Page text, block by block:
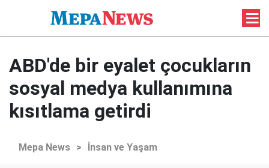
ABD'de bir eyalet çocukların
sosyal medya kullanımına
kısıtlama getirdi
Mepa News > İnsan ve Yaşam